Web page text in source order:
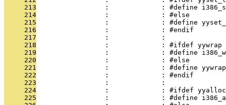
     213
:             : #define
     214
                 :             : #else
     215
:             : #define
     216
                 :             : #endif
     217
                 :             :
     218
                 :             : #ifdef yywrap
     219
:             : #define
     220
                 :             : #else
     221
:             : #define
     222
                 :             : #endif
     223
                 :             :
     224
                 :             : #ifdef yyalloc
     225
:             : #define